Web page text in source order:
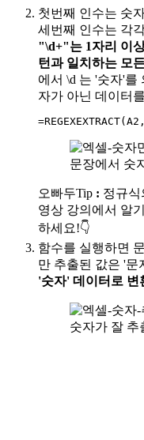
첫번째 인수는 숫
세번째 인수는 각
"\d+"는 1자리 이
턴과 일치하는 모
에서 \d 는 '숫자'를
자가 아닌 데이터
=REGEXEXTRACT( A2 ,
문장에서 숫
오빠두Tip : 정규식
영상 강의에서 알
하세요!👇
함수를 실행하면
만 추출된 값은 '문
'숫자' 데이터로 변
숫자가 잘 추